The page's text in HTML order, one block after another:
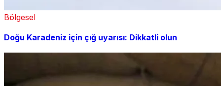
Bölgesel
Doğu Karadeniz için çığ uyarısı: Dikkatli olun